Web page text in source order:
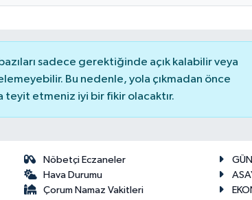
sadece gerektiğinde açık kalabilir veya
Bu nedenle, yola çıkmadan önce
teyit etmeniz iyi bir fikir olacaktır.
Nöbetçi Eczaneler
Hava Durumu
Çorum Namaz Vakitleri